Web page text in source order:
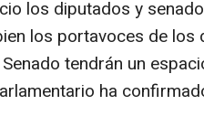
los diputados y
los portavoces de
tendrán un
ha